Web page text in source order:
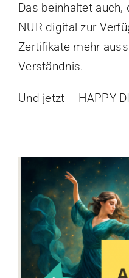
Das beinhaltet
NUR digital zur
Zertifikate mehr
Verständnis.
Und jetzt – HAPPY